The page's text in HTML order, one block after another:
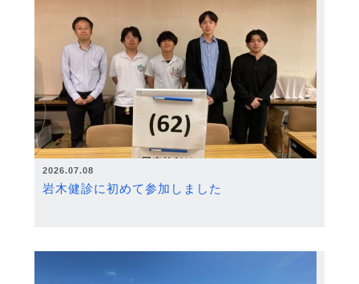
2026.07.08
岩木健診に初めて参加しました